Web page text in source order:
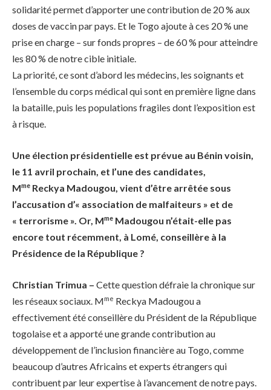
solidarité permet d’apporter une contribution de 20 % aux
doses de vaccin par pays. Et le Togo ajoute à ces 20 % une
prise en charge – sur fonds propres – de 60 % pour atteindre
les 80 % de notre cible initiale.
La priorité, ce sont d’abord les médecins, les soignants et
l’ensemble du corps médical qui sont en première ligne dans
la bataille, puis les populations fragiles dont l’exposition est
à risque.
Une élection présidentielle est prévue au Bénin voisin,
le 11 avril prochain, et l’une des candidates,
Mme Reckya Madougou, vient d’être arrêtée sous
l’accusation d’« association de malfaiteurs » et de
« terrorisme ». Or, Mme Madougou n’était-elle pas
encore tout récemment, à Lomé, conseillère à la
Présidence de la République ?
Christian Trimua – Cette question défraie la chronique sur
les réseaux sociaux. Mme Reckya Madougou a
effectivement été conseillère du Président de la République
togolaise et a apporté une grande contribution au
développement de l’inclusion financière au Togo, comme
beaucoup d’autres Africains et experts étrangers qui
contribuent par leur expertise à l’avancement de notre pays.